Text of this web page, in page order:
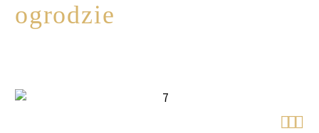
ogrodzie
